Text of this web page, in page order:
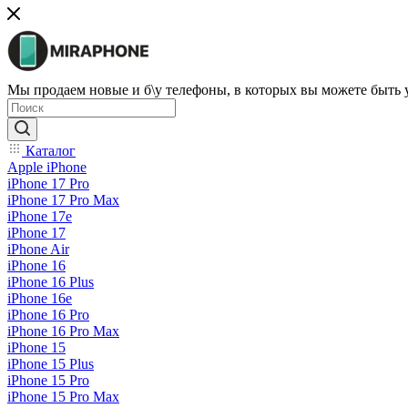
Мы продаем новые и б\у телефоны, в которых вы можете быть
Каталог
Apple iPhone
iPhone 17 Pro
iPhone 17 Pro Max
iPhone 17e
iPhone 17
iPhone Air
iPhone 16
iPhone 16 Plus
iPhone 16e
iPhone 16 Pro
iPhone 16 Pro Max
iPhone 15
iPhone 15 Plus
iPhone 15 Pro
iPhone 15 Pro Max